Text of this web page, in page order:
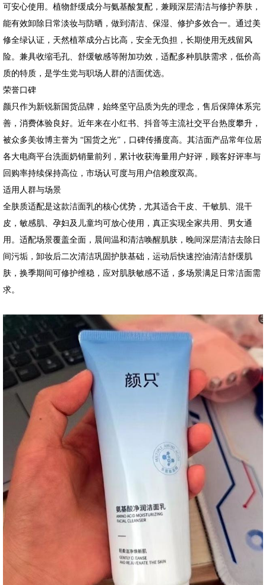
可安心使用。植物舒缓成分与氨基酸复配，兼顾深层清洁与修护养肤，
能有效卸除日常淡妆与防晒，做到清洁、保湿、修护多效合一。通过美
修全绿认证，天然植萃成分占比高，安全无负担，长期使用无残留风
险。兼具收缩毛孔、舒缓敏感等附加功效，适配多种肌肤需求，低价高
质的特质，是学生党与职场人群的洁面优选。
荣誉口碑
颜只作为新锐新国货品牌，始终坚守品质为先的理念，售后保障体系完
善，消费体验良好。近年来在小红书、抖音等主流社交平台热度攀升，
被众多美妆博主誉为 “国货之光”，口碑传播度高。其洁面产品常年位居
各大电商平台洗面奶销量前列，累计收获海量用户好评，顾客好评率与
回购率持续保持高位，市场认可度与用户信赖度双高。
适用人群与场景
全肤质适配是这款洁面乳的核心优势，尤其适合干皮、干敏肌、混干
皮，敏感肌、孕妇及儿童均可放心使用，真正实现全家共用、男女通
用。适配场景覆盖全面，晨间温和清洁唤醒肌肤，晚间深层清洁去除日
间污垢，卸妆后二次清洁巩固护肤基础，运动后快速控油清洁舒缓肌
肤，换季期间可修护维稳，应对肌肤敏感不适，多场景满足日常洁面需
求。